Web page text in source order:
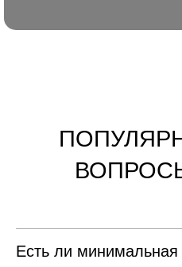
Есть ли минимальная